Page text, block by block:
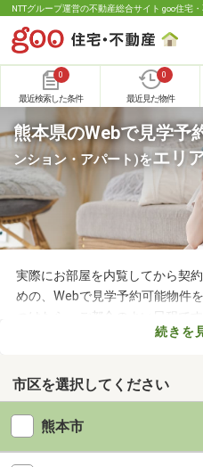
NTTグループ運営の不動産総合サイト goo住宅
0
最近検索した条件
0
最近見た物件
熊本県のWebで見学予
ンション・アパート)をエリ
実際にお部屋を内覧してから契
めの、Webで見学予約可能物件
つけたら、ご都合のよい日程で
で、お部屋探しもスムーズに進
続きを
市区を選択してください
熊本市